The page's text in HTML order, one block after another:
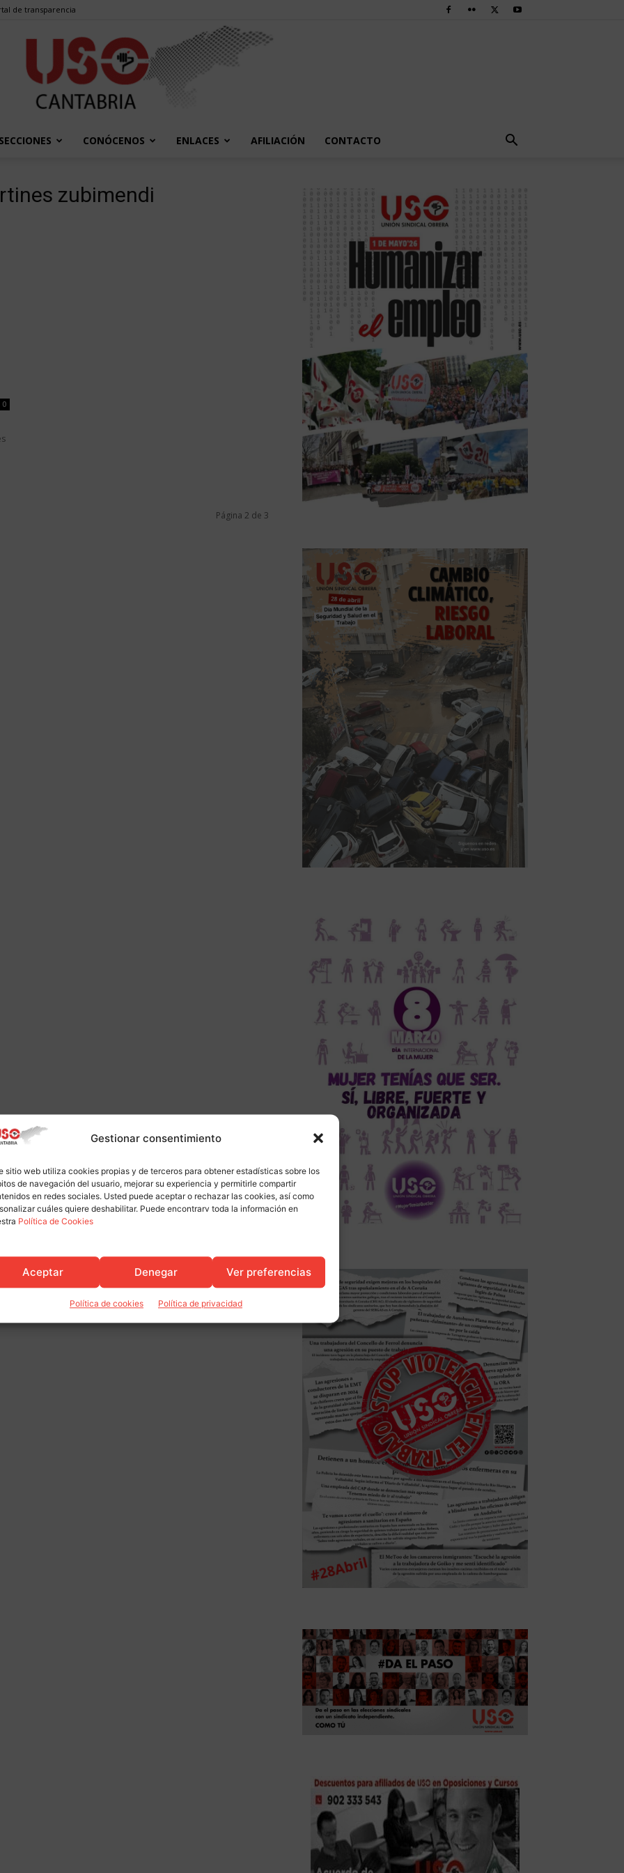
Gestionar consentimiento
sitio web utiliza cookies propias y de terceros para obtener estadísticas sobre los
de navegación del usuario, mejorar su experiencia y permitirle compartir
en redes sociales. Usted puede aceptar o rechazar las cookies, así como
cuáles quiere deshabilitar. Puede encontrarv toda la información en
Política de Cookies
Aceptar Denegar Ver preferencias
Política de cookies Política de privacidad
de transparencia
SECCIONES CONÓCENOS ENLACES AFILIACIÓN CONTACTO
zubimendi
0
Página 2 de 3